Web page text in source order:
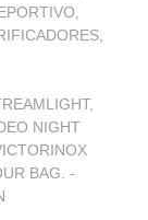
NIGHT
BAG. -